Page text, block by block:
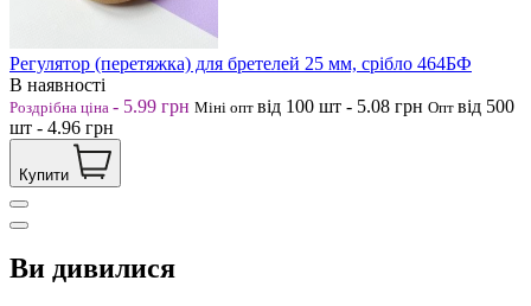
Регулятор (перетяжка) для бретелей 25 мм, срібло 464БФ
В наявності
Роздрібна ціна - 5.99 грн Міні опт від 100 шт - 5.08 грн Опт від 500
шт - 4.96 грн
Купити
Ви дивилися